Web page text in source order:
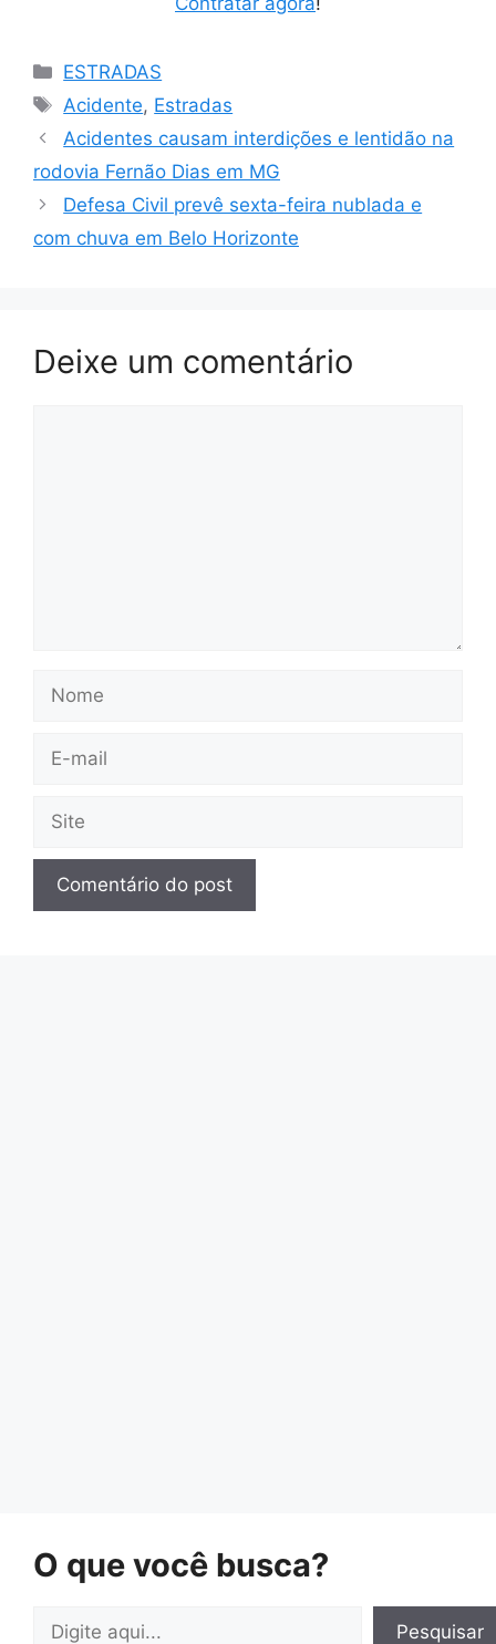
Categorias
ESTRADAS
Tags
Acidente, Estradas
Acidentes causam interdições e lentidão na
rodovia Fernão Dias em MG
Defesa Civil prevê sexta-feira nublada e
com chuva em Belo Horizonte
Deixe um comentário
mail
O que você busca?
Pesquisar